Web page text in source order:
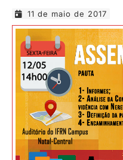
GALERIAS
EVENTOS
JURÍDICO
CLUBE
11 de maio de 2017